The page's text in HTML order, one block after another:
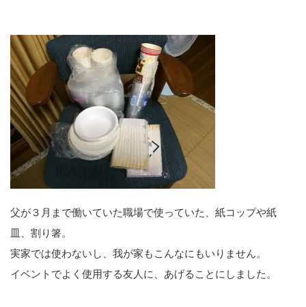
父が３月まで働いていた職場で使っていた、紙コップや紙
皿、割り箸。
実家では使わないし、我が家もこんなにもいりません。
イベントでよく使用する友人に、あげることにしました。